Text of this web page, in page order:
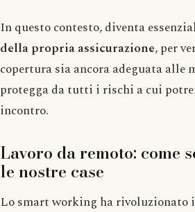
In questo contesto, diventa
della propria assicurazione, per
copertura sia ancora adeguata alle
protegga da tutti i rischi a cui
incontro.
Lavoro da remoto: come
le nostre case
Lo smart working ha rivoluzionato